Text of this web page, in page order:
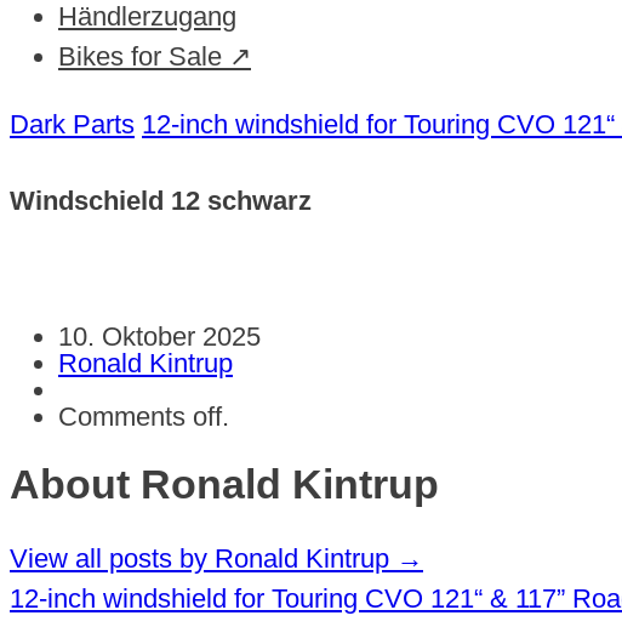
Händlerzugang
Bikes for Sale ↗
Dark Parts 12-inch windshield for Touring CVO
Windschield 12 schwarz
10. Oktober 2025
Ronald Kintrup
Comments off.
About Ronald Kintrup
View all posts by Ronald Kintrup →
12-inch windshield for Touring CVO 121“ & 117”